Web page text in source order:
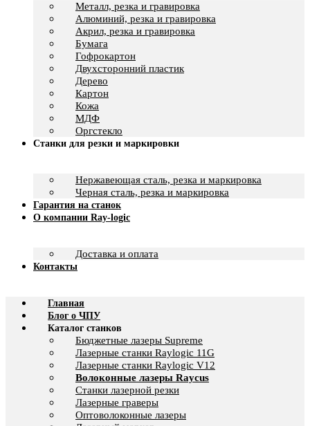
Металл, резка и гравировка
Алюминий, резка и гравировка
Акрил, резка и гравировка
Бумага
Гофрокартон
Двухсторонний пластик
Дерево
Картон
Кожа
МДФ
Оргстекло
Станки для резки и маркировки
Нержавеющая сталь, резка и маркировка
Черная сталь, резка и маркировка
Гарантия на станок
О компании Ray-logic
Доставка и оплата
Контакты
Главная
Блог о ЧПУ
Каталог станков
Бюджетные лазеры Supreme
Лазерные станки Raylogic 11G
Лазерные станки Raylogic V12
Волоконные лазеры Raycus
Станки лазерной резки
Лазерные граверы
Оптоволоконные лазеры